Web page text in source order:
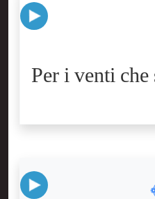
Per i venti